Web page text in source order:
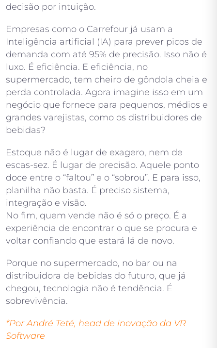
decisão por intuição.
Empresas como o Carrefour já usam a
Inteligência artificial (IA) para prever picos de
demanda com até 95% de precisão. Isso não é
luxo. É eficiência. E eficiência, no
supermercado, tem cheiro de gôndola cheia e
perda controlada. Agora imagine isso em um
negócio que fornece para pequenos, médios e
grandes varejistas, como os distribuidores de
bebidas?
Estoque não é lugar de exagero, nem de
escas-sez. É lugar de precisão. Aquele ponto
doce entre o “faltou” e o “sobrou”. E para isso,
planilha não basta. É preciso sistema,
integração e visão.
No fim, quem vende não é só o preço. É a
experiência de encontrar o que se procura e
voltar confiando que estará lá de novo.
Porque no supermercado, no bar ou na
distribuidora de bebidas do futuro, que já
chegou, tecnologia não é tendência. É
sobrevivência.
*Por André Teté, head de inovação da VR
Software